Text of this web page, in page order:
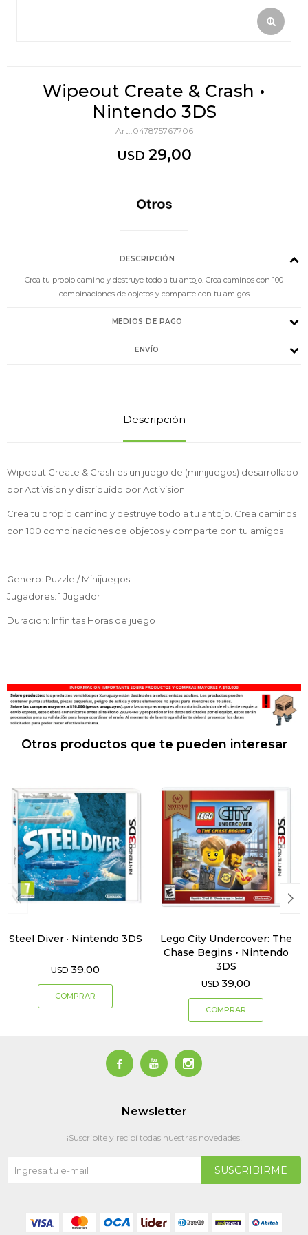
Wipeout Create & Crash •
Nintendo 3DS
047875767706
USD 29,00
DESCRIPCIÓN
Crea tu propio camino y destruye todo a tu antojo. Crea caminos con 100
combinaciones de objetos y comparte con tu amigos
MEDIOS DE PAGO
ENVÍO
Descripción
Wipeout Create & Crash es un juego de (minijuegos) desarrollado
por Activision y distribuido por Activision
Crea tu propio camino y destruye todo a tu antojo. Crea caminos
con 100 combinaciones de objetos y comparte con tu amigos
Genero: Puzzle / Minijuegos
Jugadores: 1 Jugador
Duracion: Infinitas Horas de juego
Otros productos que te pueden interesar
Steel Diver · Nintendo 3DS
USD 39,00
Lego City Undercover: The
Chase Begins • Nintendo
3DS
USD 39,00
  
Newsletter
¡Suscribite y recibí todas nuestras novedades!
SUSCRIBIRME